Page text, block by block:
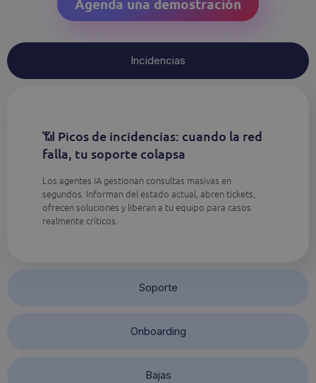
Agenda una demostración
Incidencias
Soporte
Onboarding
Bajas
📶 Picos de incidencias: cuando la red
falla, tu soporte colapsa
Los agentes IA gestionan consultas masivas en
segundos. Informan del estado actual, abren tickets,
ofrecen soluciones y liberan a tu equipo para casos
realmente críticos.